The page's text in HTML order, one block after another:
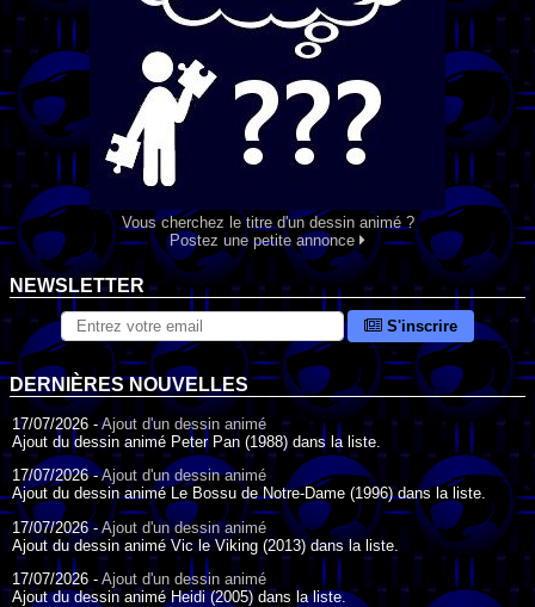
Vous cherchez le titre d'un dessin animé ?
Postez une petite annonce
NEWSLETTER
S'inscrire
DERNIÈRES NOUVELLES
17/07/2026 -Ajout d'un dessin animé
Ajout du dessin animé Peter Pan (1988) dans la liste.
17/07/2026 -Ajout d'un dessin animé
Ajout du dessin animé Le Bossu de Notre-Dame (1996) dans la liste.
17/07/2026 -Ajout d'un dessin animé
Ajout du dessin animé Vic le Viking (2013) dans la liste.
17/07/2026 - Ajout d'un dessin animé
Ajout du dessin animé Heidi (2005) dans la liste.